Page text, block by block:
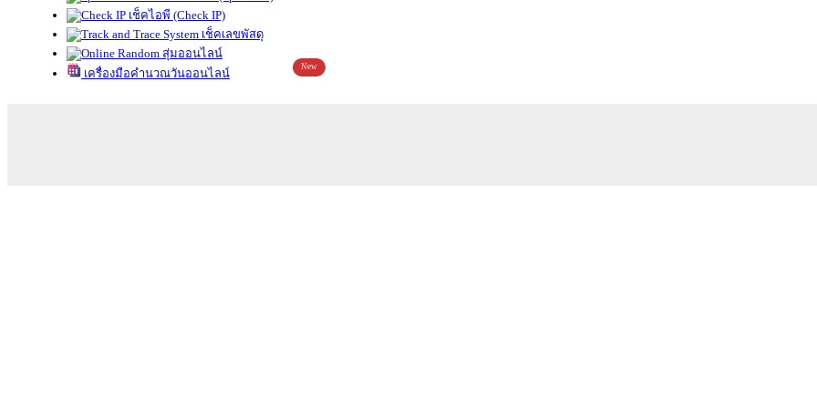
เช็คไอพี (Check IP)
เช็คเลขพัสดุ
สุ่มออนไลน์
เครื่องมือคำนวณวันออนไลน์
New